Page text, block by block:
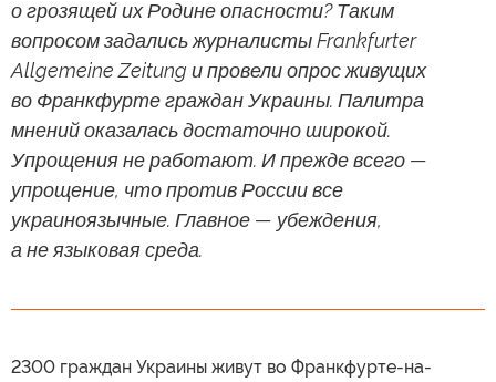
о грозящей их Родине опасности? Таким
вопросом задались журналисты Frankfurter
Allgemeine Zeitung и провели опрос живущих
во Франкфурте граждан Украины. Палитра
мнений оказалась достаточно широкой.
Упрощения не работают. И прежде всего —
упрощение, что против России все
украиноязычные. Главное — убеждения,
а не языковая среда.
2300 граждан Украины живут во Франкфурте-на-